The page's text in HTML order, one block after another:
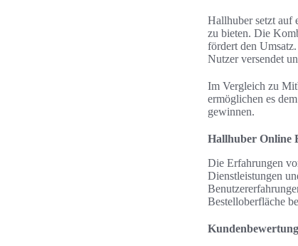
Hallhuber setzt auf
zu bieten. Die
fördert den
Nutzer versendet
Im Vergleich zu
ermöglichen es
gewinnen.
Hallhuber Online
Die Erfahrungen
Dienstleistungen
Bestelloberfläche